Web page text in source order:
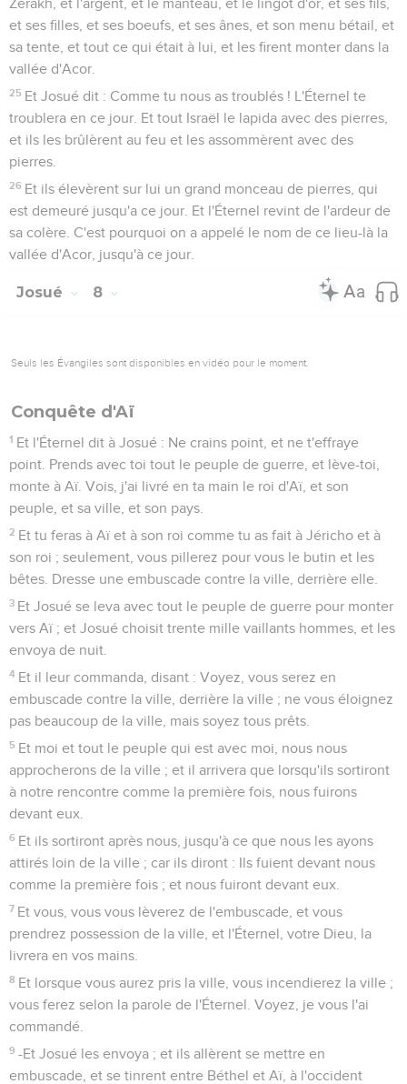
Zérakh, et l'argent, et le manteau, et le lingot d'or, et ses fils,
et ses filles, et ses boeufs, et ses ânes, et son menu bétail, et
sa tente, et tout ce qui était à lui, et les firent monter dans la
vallée d'Acor.
25 Et Josué dit : Comme tu nous as troublés ! L'Éternel te
troublera en ce jour. Et tout Israël le lapida avec des pierres,
et ils les brûlèrent au feu et les assommèrent avec des
pierres.
26 Et ils élevèrent sur lui un grand monceau de pierres, qui
est demeuré jusqu'a ce jour. Et l'Éternel revint de l'ardeur de
sa colère. C'est pourquoi on a appelé le nom de ce lieu-là la
vallée d'Acor, jusqu'à ce jour.
Josué 8
Seuls les Évangiles sont disponibles en vidéo pour le moment.
Conquête d'Aï
1 Et l'Éternel dit à Josué : Ne crains point, et ne t'effraye
point. Prends avec toi tout le peuple de guerre, et lève-toi,
monte à Aï. Vois, j'ai livré en ta main le roi d'Aï, et son
peuple, et sa ville, et son pays.
2 Et tu feras à Aï et à son roi comme tu as fait à Jéricho et à
son roi ; seulement, vous pillerez pour vous le butin et les
bêtes. Dresse une embuscade contre la ville, derrière elle.
3 Et Josué se leva avec tout le peuple de guerre pour monter
vers Aï ; et Josué choisit trente mille vaillants hommes, et les
envoya de nuit.
4 Et il leur commanda, disant : Voyez, vous serez en
embuscade contre la ville, derrière la ville ; ne vous éloignez
pas beaucoup de la ville, mais soyez tous prêts.
5 Et moi et tout le peuple qui est avec moi, nous nous
approcherons de la ville ; et il arrivera que lorsqu'ils sortiront
à notre rencontre comme la première fois, nous fuirons
devant eux.
6 Et ils sortiront après nous, jusqu'à ce que nous les ayons
attirés loin de la ville ; car ils diront : Ils fuient devant nous
comme la première fois ; et nous fuiront devant eux.
7 Et vous, vous vous lèverez de l'embuscade, et vous
prendrez possession de la ville, et l'Éternel, votre Dieu, la
livrera en vos mains.
8 Et lorsque vous aurez pris la ville, vous incendierez la ville ;
vous ferez selon la parole de l'Éternel. Voyez, je vous l'ai
commandé.
9 -Et Josué les envoya ; et ils allèrent se mettre en
embuscade, et se tinrent entre Béthel et Aï, à l'occident